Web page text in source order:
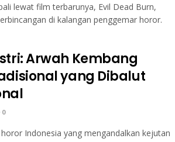
lewat film terbarunya, Evil Dead Burn,
di kalangan penggemar horor.
Arwah Kembang
yang Dibalut
0
Indonesia yang mengandalkan kejutan